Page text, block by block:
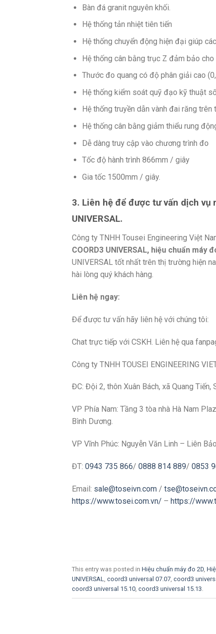
Bàn đá granit nguyên khối.
Hệ thống tản nhiệt tiên tiến
Hệ thống chuyển động hiện đại giúp
Hệ thống cân bằng trục Z đảm bảo cho
Thước đo quang có độ phân giải cao
Hệ thống kiểm soát quỹ đạo kỹ thuật
Hệ thống truyền dẫn vành đai răng
Hệ thống cân bằng giảm thiểu rung
Dễ dàng truy cập vào chương trình đo
Tốc độ hành trình 866mm / giây
Gia tốc 1500mm / giây.
3. Liên hệ để được tư vấn dịch vụ
UNIVERSAL.
Công ty TNHH Tousei Engineering Việt
COORD3 UNIVERSAL, hiệu chuẩn máy
UNIVERSAL tốt nhất trên thị trường hiện
hài lòng quý khách hàng.
Liên hệ ngay:
Để được tư vấn hãy liên hệ với chúng tôi:
Chat trực tiếp với CSKH. Liên hệ qua
Công ty TNHH TOUSEI ENGINEERING
ĐC: Đội 2, thôn Xuân Bách, xã Quang Tiến,
VP Phía Nam: Tầng 3 tòa nhà Hà Nam
Bình Dương.
VP Vĩnh Phúc: Nguyễn Văn Linh – Liên
ĐT: 0943 735 866/ 0888 814 889/ 0853
Email: sale@toseivn.com /
https://www.tosei.com.vn/ – https://
This entry was posted in Hiệu chuẩn máy đo 2D
UNIVERSAL
coord3 universal 07.07 coord3
coord3 universal 15.10 coord3 universal 15.13